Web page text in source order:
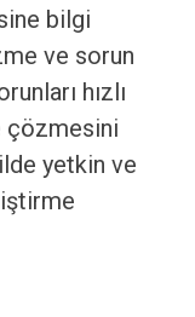
bilgi
ve sorun
hızlı
çözmesini
yetkin ve